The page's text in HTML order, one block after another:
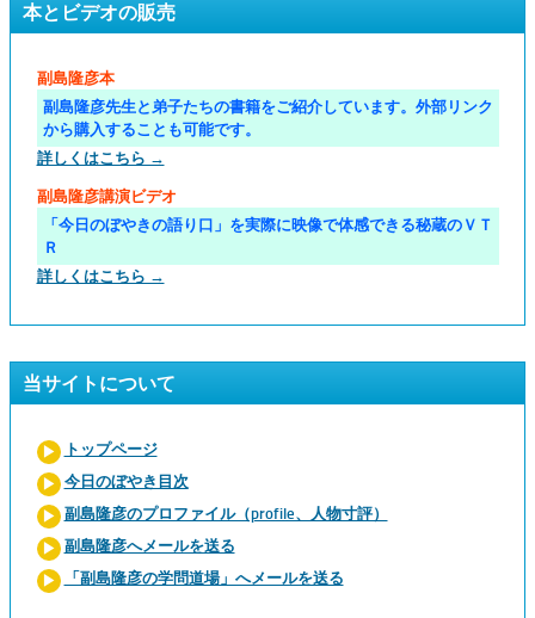
本とビデオの販売
副島隆彦本
副島隆彦先生と弟子たちの書籍をご紹介しています。外部リンク
から購入することも可能です。
詳しくはこちら →
副島隆彦講演ビデオ
「今日のぼやきの語り口」を実際に映像で体感できる秘蔵のＶＴ
Ｒ
詳しくはこちら →
当サイトについて
トップページ
今日のぼやき目次
副島隆彦のプロファイル（profile、人物寸評）
副島隆彦へメールを送る
「副島隆彦の学問道場」へメールを送る